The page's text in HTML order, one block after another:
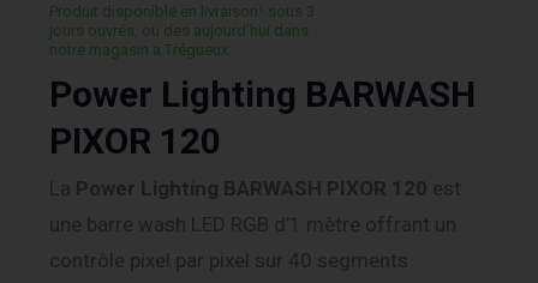
Produit disponible en livraison¹ sous 3
jours ouvrés, ou des aujourd’hui dans
notre magasin a Trégueux.
Power Lighting BARWASH
PIXOR 120
La Power Lighting BARWASH PIXOR 120 est
une barre wash LED RGB d’1 mètre offrant un
contrôle pixel par pixel sur 40 segments